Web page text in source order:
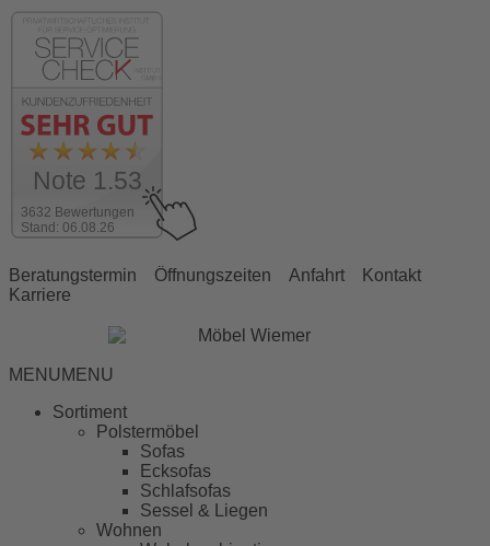
3632 Bewertungen
Stand: 06.08.26
Note 1.53
Beratungstermin Öffnungszeiten Anfahrt
Kontakt
Karriere
MENUMENU
Sortiment
Polstermöbel
Sofas
Ecksofas
Schlafsofas
Sessel & Liegen
Wohnen